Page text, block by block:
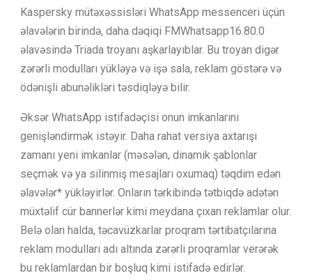
Kaspersky mütəxəssisləri WhatsApp messenceri üçün
əlavələrin birində, daha dəqiqi FMWhatsapp16.80.0
əlavəsində Triada troyanı aşkarlayıblar. Bu troyan digər
zərərli modulları yükləyə və işə sala, reklam göstərə və
ödənişli abunəlikləri təsdiqləyə bilir.
Əksər WhatsApp istifadəçisi onun imkanlarını
genişləndirmək istəyir. Daha rahat versiya axtarışı
zamanı yeni imkanlar (məsələn, dinamik şablonlar
seçmək və ya silinmiş mesajları oxumaq) təqdim edən
əlavələr* yükləyirlər. Onların tərkibində tətbiqdə adətən
müxtəlif cür bannerlər kimi meydana çıxan reklamlar olur.
Belə olan halda, təcavüzkarlar proqram tərtibatçılarına
reklam modulları adı altında zərərli proqramlar verərək
bu reklamlardan bir boşluq kimi istifadə edirlər.